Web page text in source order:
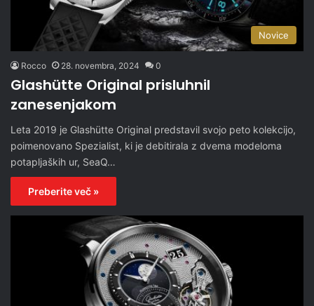
Novice
Rocco 28. novembra, 2024 0
Glashütte Original prisluhnil
zanesenjakom
Leta 2019 je Glashütte Original predstavil svojo peto kolekcijo,
poimenovano Spezialist, ki je debitirala z dvema modeloma
potapljaških ur, SeaQ…
Preberite več »